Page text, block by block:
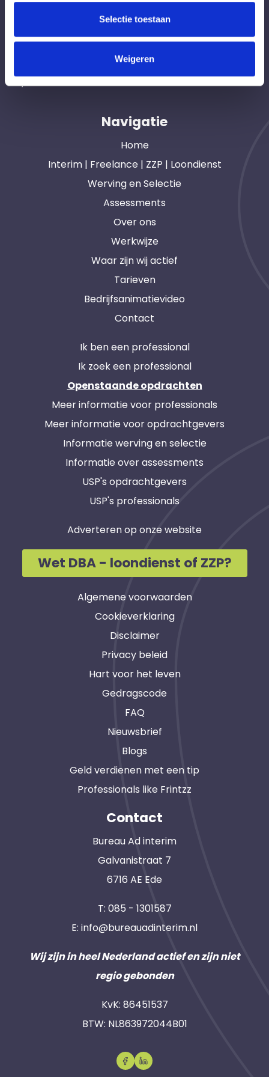
Selectie toestaan
Weigeren
Professionals likeFrintzz
Hét interim bemiddelingsbureau voor
opdrachtgevers en interim, freelance en ZZP
professionals in heel Nederland. Ook loondienst.
Navigatie
Home
Interim | Freelance | ZZP | Loondienst
Werving en Selectie
Assessments
Over ons
Werkwijze
Waar zijn wij actief
Tarieven
Bedrijfsanimatievideo
Contact
Ik ben een professional
Ik zoek een professional
Openstaande opdrachten
Meer informatie voor professionals
Meer informatie voor opdrachtgevers
Informatie werving en selectie
Informatie over assessments
USP's opdrachtgevers
USP's professionals
Adverteren op onze website
Wet DBA - loondienst of ZZP?
Algemene voorwaarden
Cookieverklaring
Disclaimer
Privacy beleid
Hart voor het leven
Gedragscode
FAQ
Nieuwsbrief
Blogs
Geld verdienen met een tip
Professionals like Frintzz
Contact
Bureau Ad interim
Galvanistraat 7
6716 AE Ede
T: 085 - 1301587
E: info@bureauadinterim.nl
Wij zijn in heel Nederland actief en zijn niet
regio gebonden
KvK: 86451537
BTW: NL863972044B01